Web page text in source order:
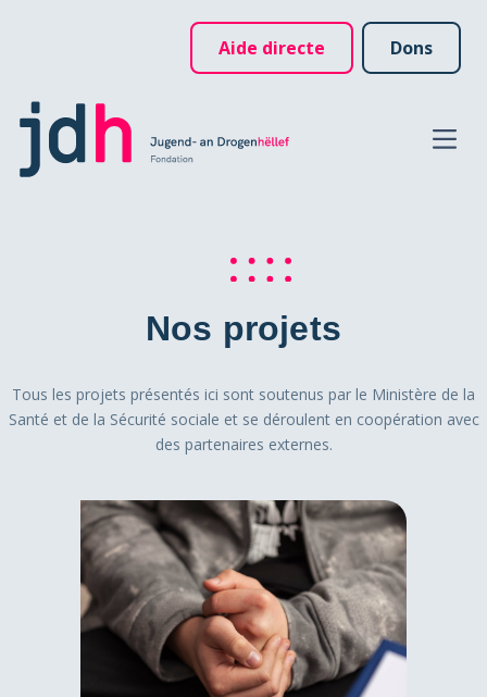
Aide directe Dons
Nos projets
Tous les projets présentés ici sont soutenus par le Ministère de la
Santé et de la Sécurité sociale et se déroulent en coopération avec
des partenaires externes.